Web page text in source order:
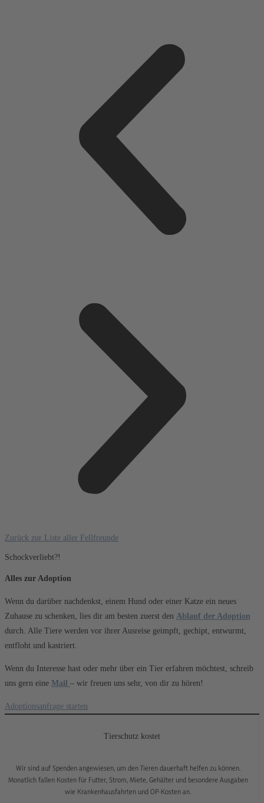
Zurück zur Liste aller Fellfreunde
Schockverliebt?!
Alles zur Adoption
Wenn du darüber nachdenkst, einem Hund oder einer Katze ein neues
Zuhause zu schenken, lies dir am besten zuerst den Ablauf der Adoption
durch. Alle Tiere werden vor ihrer Ausreise geimpft, gechipt, entwurmt,
entfloht und kastriert.
Wenn du Interesse hast oder mehr über ein Tier erfahren möchtest, schreib
uns gern eine Mail – wir freuen uns sehr, von dir zu hören!
Adoptionsanfrage starten
Tierschutz kostet
Wir sind auf Spenden angewiesen, um den Tieren dauerhaft helfen zu können.
Monatlich fallen Kosten für Futter, Strom, Miete, Gehälter und besondere Ausgaben
wie Krankenhausfahrten und OP-Kosten an.